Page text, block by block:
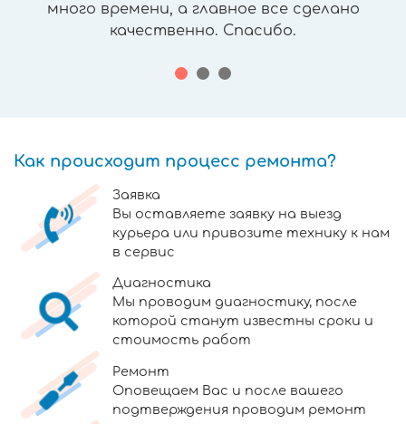
много времени, а главное все сделано
качественно. Спасибо.
Как происходит процесс ремонта?
Заявка
Вы оставляете заявку на выезд
курьера или привозите технику к нам
в сервис
Диагностика
Мы проводим диагностику, после
которой станут известны сроки и
стоимость работ
Ремонт
Оповещаем Вас и после вашего
подтверждения проводим ремонт